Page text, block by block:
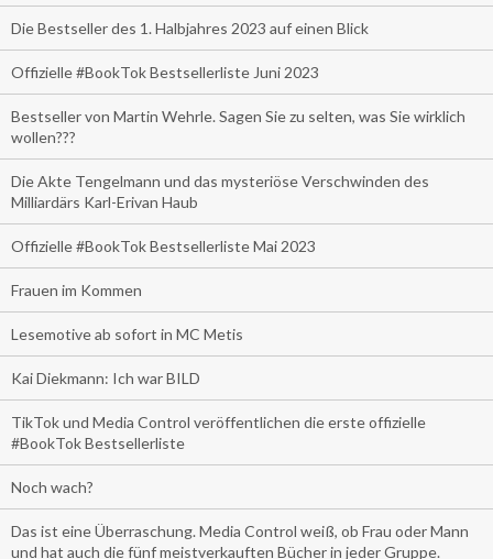
Die Bestseller des 1. Halbjahres 2023 auf einen Blick
Offizielle #BookTok Bestsellerliste Juni 2023
Bestseller von Martin Wehrle. Sagen Sie zu selten, was Sie wirklich
wollen???
Die Akte Tengelmann und das mysteriöse Verschwinden des
Milliardärs Karl-Erivan Haub
Offizielle #BookTok Bestsellerliste Mai 2023
Frauen im Kommen
Lesemotive ab sofort in MC Metis
Kai Diekmann: Ich war BILD
TikTok und Media Control veröffentlichen die erste offizielle
#BookTok Bestsellerliste
Noch wach?
Das ist eine Überraschung. Media Control weiß, ob Frau oder Mann
und hat auch die fünf meistverkauften Bücher in jeder Gruppe.